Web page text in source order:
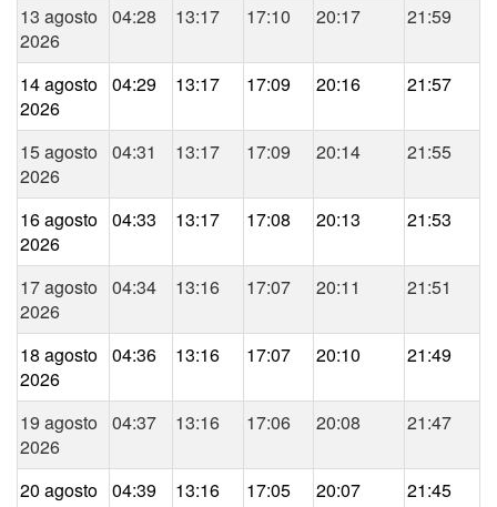
13 agosto
2026
04:28 13:17 17:10 20:17 21:59
14 agosto
2026
04:29 13:17 17:09 20:16 21:57
15 agosto
2026
04:31 13:17 17:09 20:14 21:55
16 agosto
2026
04:33 13:17 17:08 20:13 21:53
17 agosto
2026
04:34 13:16 17:07 20:11 21:51
18 agosto
2026
04:36 13:16 17:07 20:10 21:49
19 agosto
2026
04:37 13:16 17:06 20:08 21:47
20 agosto 04:39 13:16 17:05 20:07 21:45